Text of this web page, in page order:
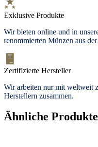
Exklusive Produkte
Wir bieten online und in
renommierten Münzen aus
Zertifizierte Hersteller
Wir arbeiten nur mit weltweit
Herstellern zusammen.
Ähnliche Produkte